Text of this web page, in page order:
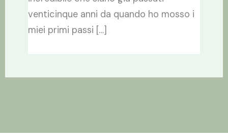
venticinque anni da quando ho mosso i
miei primi passi […]